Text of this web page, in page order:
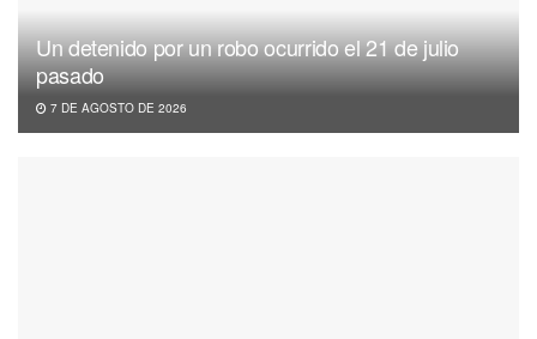
Un detenido por un robo ocurrido el 21 de julio
pasado
7 DE AGOSTO DE 2026